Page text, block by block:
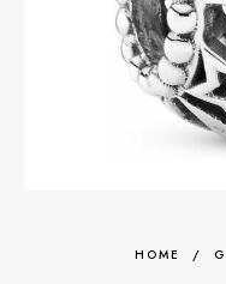
HOME /